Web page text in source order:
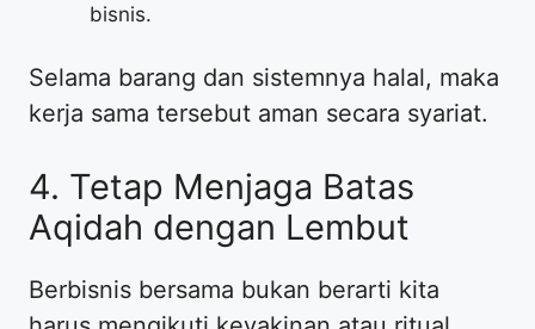
bisnis.
​Selama barang dan sistemnya halal, maka
kerja sama tersebut aman secara syariat.
​4. Tetap Menjaga Batas
Aqidah dengan Lembut
​Berbisnis bersama bukan berarti kita